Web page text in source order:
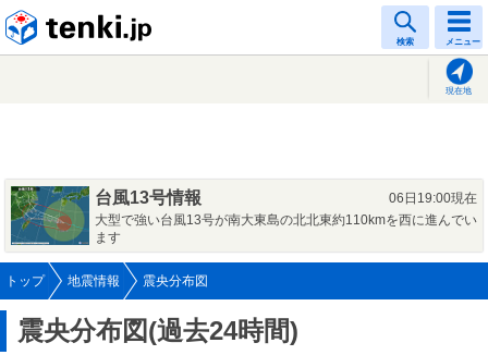
検索 メニュー
現在地
台風13号情報
06日19:00現在
大型で強い台風13号が南大東島の北北東約110kmを西に進んでい
ます
トップ 地震情報 震央分布図
震央分布図(過去24時間)